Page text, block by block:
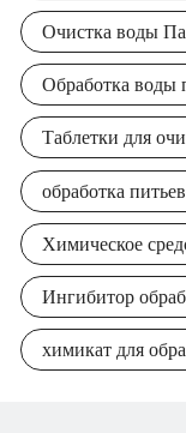
Очистка воды
Обработка воды
Таблетки для
обработка
Химическое
Ингибитор
химикат для